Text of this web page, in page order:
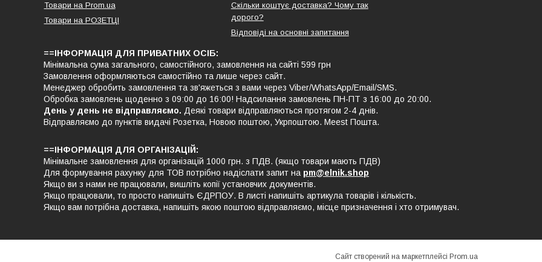
Товари на Prom.ua
Товари на РO3EТЦI
Скільки коштує доставка? Чому так
дорого?
Відповіді на основні запитання
==ІНФОРМАЦІЯ ДЛЯ ПРИВАТНИХ ОСІБ:
Мінімальна сума загального, самостійного, замовлення на сайті 599 грн
Замовлення оформляються самостійно та лише через сайт.
Менеджер обробить замовлення та зв'яжеться з вами через Viber/WhatsApp/Email/SMS.
Обробка замовлень щоденно з 09:00 до 16:00! Надсилання замовлень ПН-ПТ з 16:00 до 20:00.
День у день не відправляємо. Деякі товари відправляються протягом 2-4 днів.
Відправляємо до пунктів видачі Розетка, Новою поштою, Укрпоштою. Meest Пошта.
==ІНФОРМАЦІЯ ДЛЯ ОРГАНІЗАЦІЙ:
Мінімальне замовлення для організацій 1000 грн. з ПДВ. (якщо товари мають ПДВ)
Для формування рахунку для ТОВ потрібно надіслати запит на pm@elnik.shop
Якщо ви з нами не працювали, вишліть копії установчих документів.
Якщо працювали, то просто напишіть ЄДРПОУ. В листі напишіть артикула товарів і кількість.
Якщо вам потрібна доставка, напишіть якою поштою відправляємо, місце призначення і хто отримувач.
Сайт створений на маркетплейсі Prom.ua